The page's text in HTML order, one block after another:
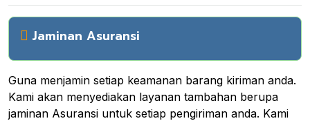
Jaminan Asuransi
Guna menjamin setiap keamanan barang kiriman anda.
Kami akan menyediakan layanan tambahan berupa
jaminan Asuransi untuk setiap pengiriman anda. Kami